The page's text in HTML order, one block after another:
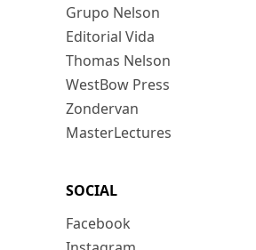
Grupo Nelson
Editorial Vida
Thomas Nelson
WestBow Press
Zondervan
MasterLectures
SOCIAL
Facebook